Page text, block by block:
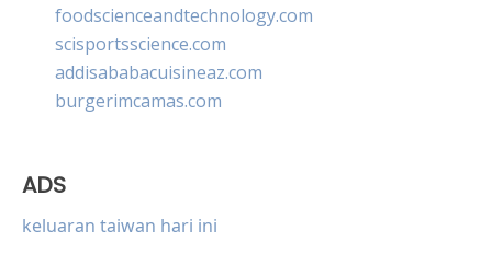
foodscienceandtechnology.com
scisportsscience.com
addisababacuisineaz.com
burgerimcamas.com
ADS
keluaran taiwan hari ini